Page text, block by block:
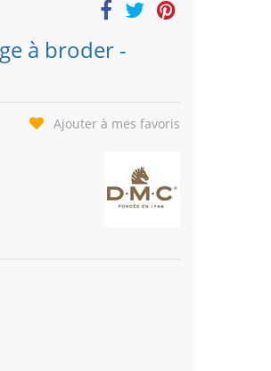
à broder -
Ajouter à mes favoris